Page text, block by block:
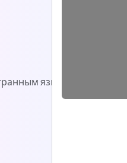
языком)